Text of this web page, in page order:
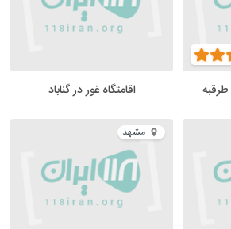
اقامتگاه غور در گناباد
مشهد